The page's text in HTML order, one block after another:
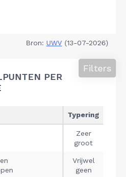
Bron: UWV (13-07-2026)
PER
Filters